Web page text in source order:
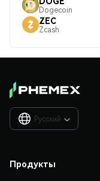
Dogecoin
ZEC
Zcash
Русский 
Продукты